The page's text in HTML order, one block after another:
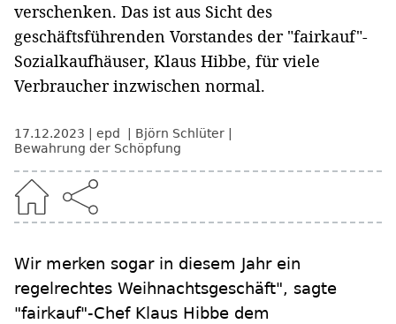
verschenken. Das ist aus Sicht des
geschäftsführenden Vorstandes der "fairkauf"-
Sozialkaufhäuser, Klaus Hibbe, für viele
Verbraucher inzwischen normal.
17.12.2023 epd
Björn Schlüter
Bewahrung der Schöpfung
Wir merken sogar in diesem Jahr ein
regelrechtes Weihnachtsgeschäft", sagte
"fairkauf"-Chef Klaus Hibbe dem